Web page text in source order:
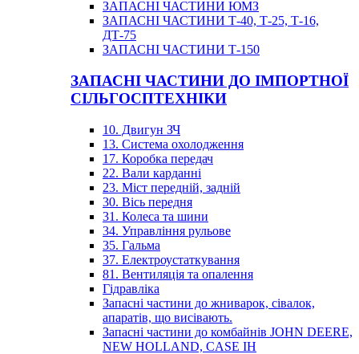
ЗАПАСНІ ЧАСТИНИ ЮМЗ
ЗАПАСНІ ЧАСТИНИ Т-40, Т-25, Т-16,
ДТ-75
ЗАПАСНІ ЧАСТИНИ Т-150
ЗАПАСНІ ЧАСТИНИ ДО ІМПОРТНОЇ
СІЛЬГОСПТЕХНІКИ
10. Двигун ЗЧ
13. Система охолодження
17. Коробка передач
22. Вали карданні
23. Міст передній, задній
30. Вісь передня
31. Колеса та шини
34. Управління рульове
35. Гальма
37. Електроустаткування
81. Вентиляція та опалення
Гідравліка
Запасні частини до жниварок, сівалок,
апаратів, що висівають.
Запасні частини до комбайнів JOHN DEERE,
NEW HOLLAND, CASE IH